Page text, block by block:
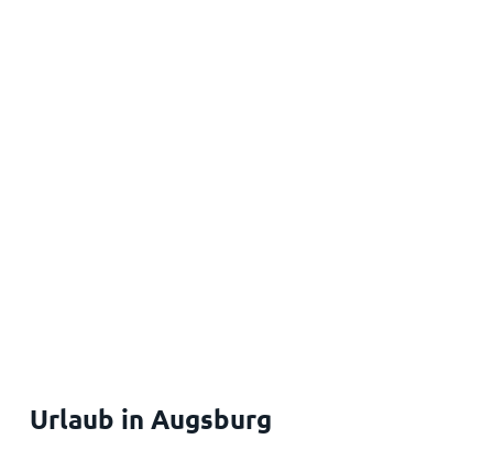
Urlaub in Augsburg